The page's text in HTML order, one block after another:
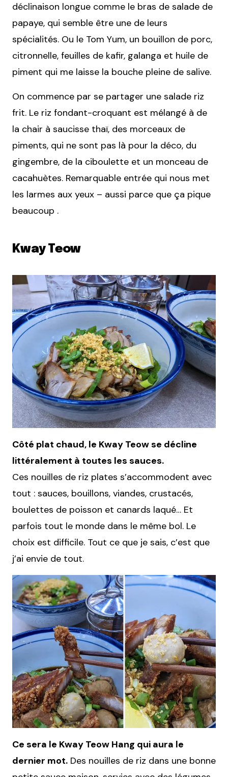
déclinaison longue comme le bras de salade de
papaye, qui semble être une de leurs
spécialités. Ou le Tom Yum, un bouillon de porc,
citronnelle, feuilles de kafir, galanga et huile de
piment qui me laisse la bouche pleine de salive.
On commence par se partager une salade riz
frit. Le riz fondant-croquant est mélangé à de
la chair à saucisse thaï, des morceaux de
piments, qui ne sont pas là pour la déco, du
gingembre, de la ciboulette et un monceau de
cacahuètes. Remarquable entrée qui nous met
les larmes aux yeux – aussi parce que ça pique
beaucoup .
Kway Teow
Côté plat chaud, le Kway Teow se décline
littéralement à toutes les sauces.
Ces nouilles de riz plates s’accommodent avec
tout : sauces, bouillons, viandes, crustacés,
boulettes de poisson et canards laqué… Et
parfois tout le monde dans le même bol. Le
choix est difficile. Tout ce que je sais, c’est que
j’ai envie de tout.
Ce sera le Kway Teow Hang qui aura le
dernier mot. Des nouilles de riz dans une bonne